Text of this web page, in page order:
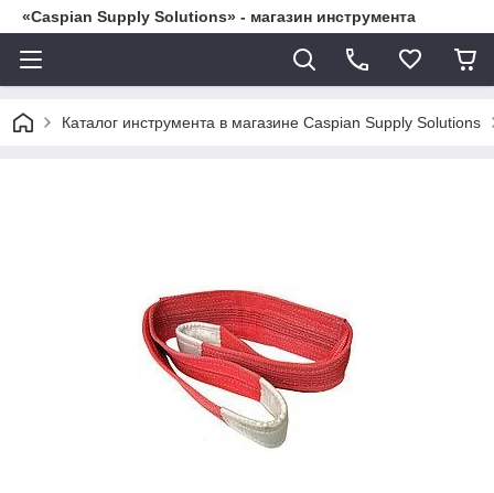
«Caspian Supply Solutions» - магазин инструмента
Каталог инструмента в магазине Caspian Supply Solutions